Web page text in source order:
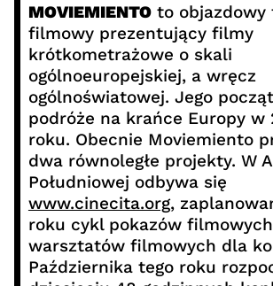
MOVIEMIENTOto objazdowy
filmowy prezentujący filmy
krótkometrażowe o skali
ogólnoeuropejskiej, a wręcz
ogólnoświatowej. Jego
podróże na krańce Europy w
roku. Obecnie Moviemiento
dwa równoległe projekty. W
Południowej odbywa się
www.cinecita.org,
roku cykl pokazów
warsztatów filmowych dla
Października tego roku